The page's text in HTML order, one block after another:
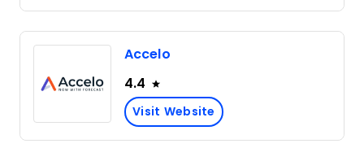
Accelo
4.4
Visit Website